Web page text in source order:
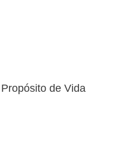
de Vida